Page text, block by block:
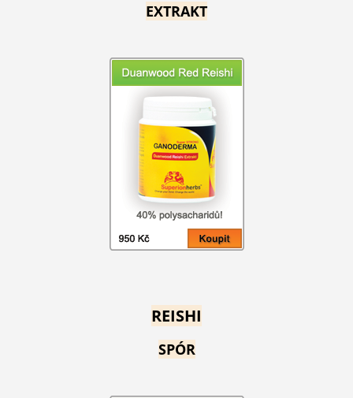
EXTRAKT
REISHI
SPÓR